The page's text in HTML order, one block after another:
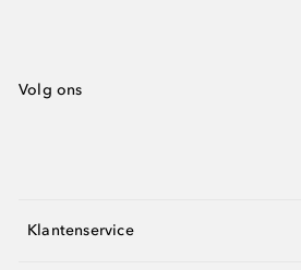
Volg ons
Klantenservice